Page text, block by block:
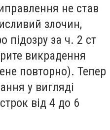
не став
злочин,
підозру за ч. 2 ст
викрадення
повторно). Тепер
у вигляді
від 4 до 6